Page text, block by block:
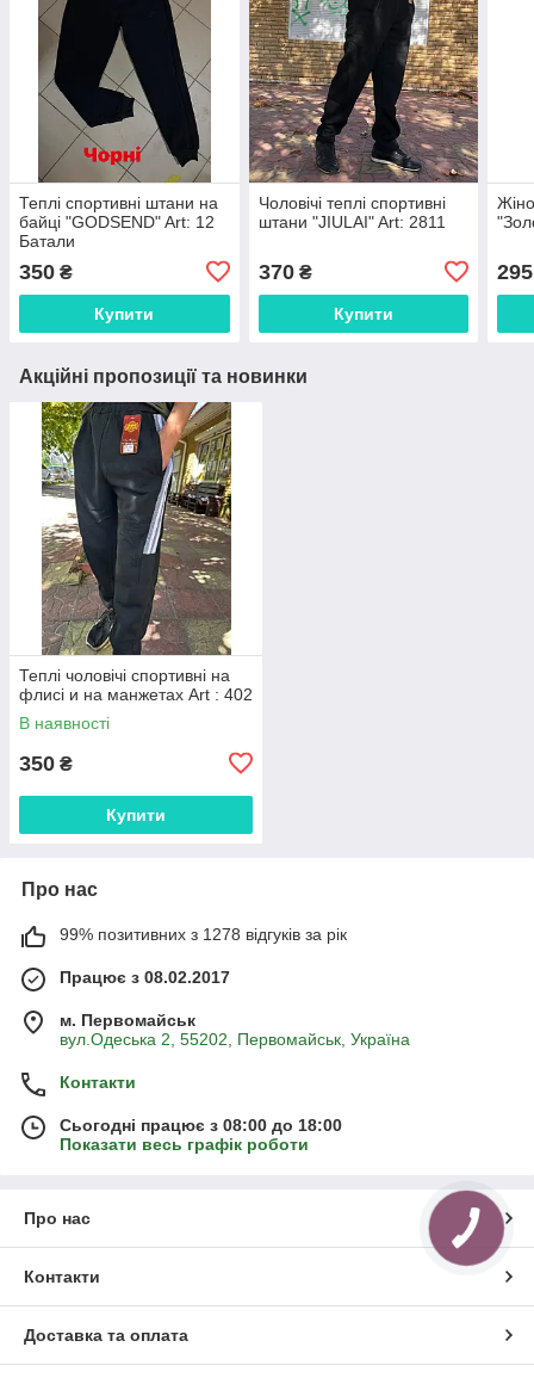
Теплі спортивні штани на
байці "GODSEND" Art: 12
Батали
350 ₴
Купити
Чоловічі теплі спортивні
штани "JIULAI" Art: 2811
370₴
Купити
295
Акційні пропозиції та новинки
Теплі чоловічі спортивні на
флисі и на манжетах Art : 402
В наявності
350 ₴
Купити
Про нас
99% позитивних з 1278 відгуків за рік
Працює з 08.02.2017
м. Первомайськ
вул.Одеська 2, 55202, Первомайськ, Україна
Контакти
Сьогодні працює з 08:00 до 18:00
Показати весь графік роботи
Про нас
Контакти
Доставка та оплата